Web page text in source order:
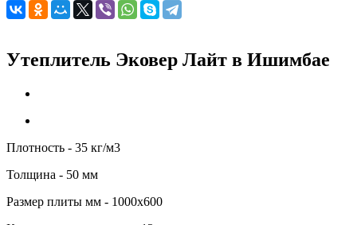
Утеплитель Эковер Лайт в Ишимбае
Плотность - 35 кг/м3
Толщина - 50 мм
Размер плиты мм - 1000х600